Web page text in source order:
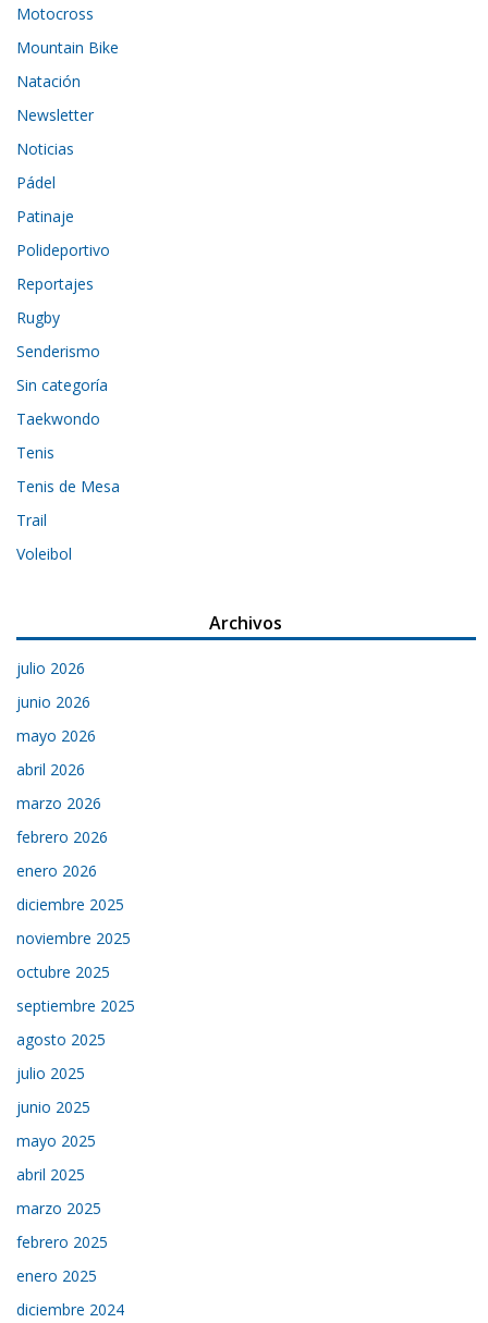
Motocross
Mountain Bike
Natación
Newsletter
Noticias
Pádel
Patinaje
Polideportivo
Reportajes
Rugby
Senderismo
Sin categoría
Taekwondo
Tenis
Tenis de Mesa
Trail
Voleibol
Archivos
julio 2026
junio 2026
mayo 2026
abril 2026
marzo 2026
febrero 2026
enero 2026
diciembre 2025
noviembre 2025
octubre 2025
septiembre 2025
agosto 2025
julio 2025
junio 2025
mayo 2025
abril 2025
marzo 2025
febrero 2025
enero 2025
diciembre 2024